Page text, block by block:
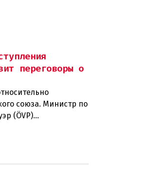
переговоры о
союза. Министр по
(ÖVP)
ускоренного